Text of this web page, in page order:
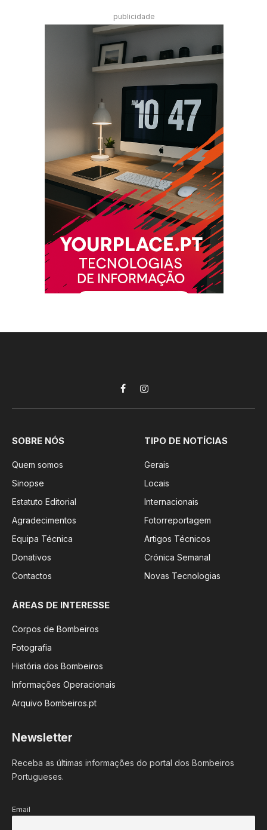
publicidade
FacebookInstagram
SOBRE NÓS
Quem somos
Sinopse
Estatuto Editorial
Agradecimentos
Equipa Técnica
Donativos
Contactos
TIPO DE NOTÍCIAS
Gerais
Locais
Internacionais
Fotorreportagem
Artigos Técnicos
Crónica Semanal
Novas Tecnologias
ÁREAS DE INTERESSE
Corpos de Bombeiros
Fotografia
História dos Bombeiros
Informações Operacionais
Arquivo Bombeiros.pt
Newsletter
Receba as últimas informações do portal dos Bombeiros
Portugueses.
Email